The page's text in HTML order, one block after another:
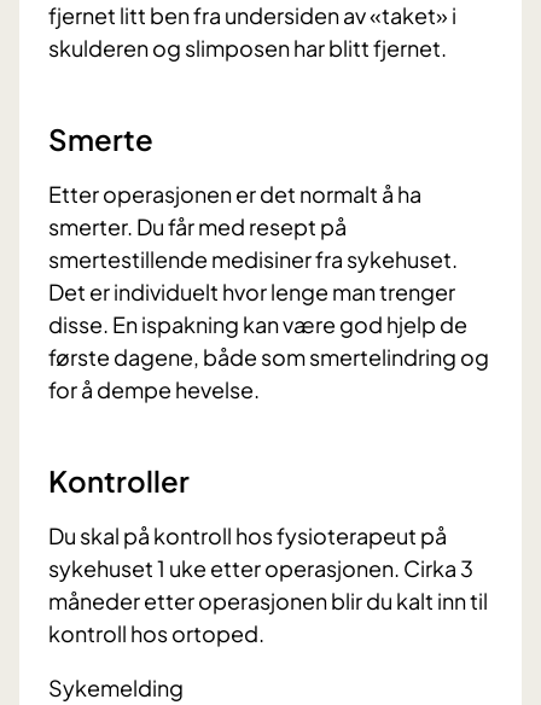
fjernet litt ben fra undersiden av «taket» i
skulderen og slimposen har blitt fjernet.
Smerte
Etter operasjonen er det normalt å ha
smerter. Du får med resept på
smertestillende medisiner fra sykehuset.
Det er individuelt hvor lenge man trenger
disse. En ispakning kan være god hjelp de
første dagene, både som smertelindring og
for å dempe hevelse.
Kontroller
Du skal på kontroll hos fysioterapeut på
sykehuset 1 uke etter operasjonen. Cirka 3
måneder etter operasjonen blir du kalt inn til
kontroll hos ortoped.
Sykemelding